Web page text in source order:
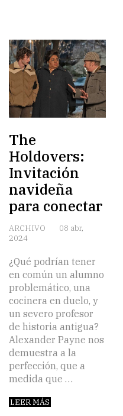
The
Holdovers:
Invitación
navideña
para conectar
ARCHIVO
08 abr,
2024
¿Qué podrían tener
en común un alumno
problemático, una
cocinera en duelo, y
un severo profesor
de historia antigua?
Alexander Payne nos
demuestra a la
perfección, que a
medida que …
LEER MÁS